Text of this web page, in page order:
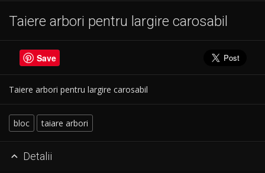
Taiere arbori pentru largire carosabil
Save
Taiere arbori pentru largire carosabil
bloc taiare arbori
 Detalii